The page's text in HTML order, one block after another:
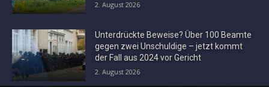
2. August 2026
Unterdrückte Beweise? Über 100 Beamte
gegen zwei Unschuldige – jetzt kommt
der Fall aus 2024 vor Gericht
2. August 2026